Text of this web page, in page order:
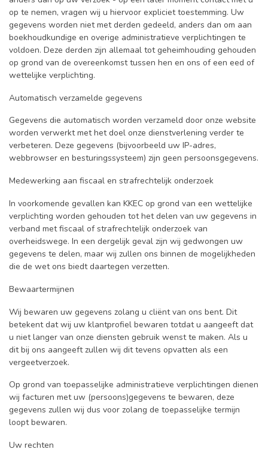
op te nemen, vragen wij u hiervoor expliciet toestemming. Uw
gegevens worden niet met derden gedeeld, anders dan om aan
boekhoudkundige en overige administratieve verplichtingen te
voldoen. Deze derden zijn allemaal tot geheimhouding gehouden
op grond van de overeenkomst tussen hen en ons of een eed of
wettelijke verplichting.
Automatisch verzamelde gegevens
Gegevens die automatisch worden verzameld door onze website
worden verwerkt met het doel onze dienstverlening verder te
verbeteren. Deze gegevens (bijvoorbeeld uw IP-adres,
webbrowser en besturingssysteem) zijn geen persoonsgegevens.
Medewerking aan fiscaal en strafrechtelijk onderzoek
In voorkomende gevallen kan KKEC op grond van een wettelijke
verplichting worden gehouden tot het delen van uw gegevens in
verband met fiscaal of strafrechtelijk onderzoek van
overheidswege. In een dergelijk geval zijn wij gedwongen uw
gegevens te delen, maar wij zullen ons binnen de mogelijkheden
die de wet ons biedt daartegen verzetten.
Bewaartermijnen
Wij bewaren uw gegevens zolang u cliënt van ons bent. Dit
betekent dat wij uw klantprofiel bewaren totdat u aangeeft dat
u niet langer van onze diensten gebruik wenst te maken. Als u
dit bij ons aangeeft zullen wij dit tevens opvatten als een
vergeetverzoek.
Op grond van toepasselijke administratieve verplichtingen dienen
wij facturen met uw (persoons)gegevens te bewaren, deze
gegevens zullen wij dus voor zolang de toepasselijke termijn
loopt bewaren.
Uw rechten